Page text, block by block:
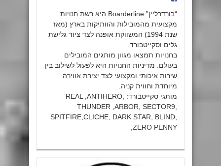
“בורדרליין” Boarderline היא רשת חנויות
מקצועית מהמובילות והוותיקות בארץ (מאז
שנת 1994) המשווקת אופנה לצד ציוד גלישת
גלים וסקייטבורד.
בחנויות תמצאו מגוון מותגים המובילים
בעולם. מדיניות החנויות היא לפעול לשילוב בין
שירות איכותי ומקצועי לצד יצירת אווירה
מיוחדת וחווית קניה.
מותגי סקייטבורד: REAL ,ANTIHERO,
THUNDER ,ARBOR, SECTOR9,
SPITFIRE,CLICHE, DARK STAR, BLIND,
ZERO PENNY,